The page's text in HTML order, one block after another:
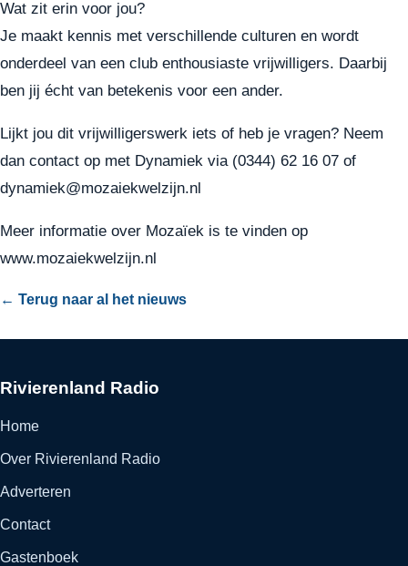
Wat zit erin voor jou?
Je maakt kennis met verschillende culturen en wordt
onderdeel van een club enthousiaste vrijwilligers. Daarbij
ben jij écht van betekenis voor een ander.
Lijkt jou dit vrijwilligerswerk iets of heb je vragen? Neem
dan contact op met Dynamiek via (0344) 62 16 07 of
dynamiek@mozaiekwelzijn.nl
Meer informatie over Mozaïek is te vinden op
www.mozaiekwelzijn.nl
← Terug naar al het nieuws
Rivierenland Radio
Home
Over Rivierenland Radio
Adverteren
Contact
Gastenboek